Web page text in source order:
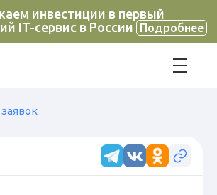
инвестиции в первый
IT-сервис в России
Подробнее